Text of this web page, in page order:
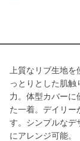
上質なリブ生地
っとりとした肌
力。体型カバーに
た一着。デイリー
す。シンプルなデ
にアレンジ可能。